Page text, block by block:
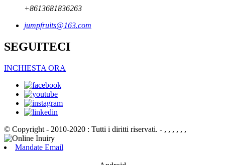
+8613681836263
jumpfruits@163.com
SEGUITECI
INCHIESTA ORA
© Copyright - 2010-2020 : Tutti i diritti riservati. - , , , , , ,
Mandate Email